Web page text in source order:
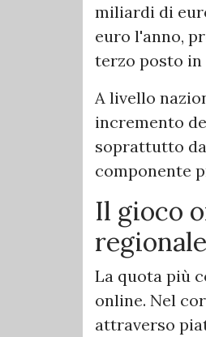
miliardi di
euro l'anno,
terzo posto in
A livello
incremento
soprattutto
componente
Il gioco
regionale
La quota più
online. Nel
attraverso